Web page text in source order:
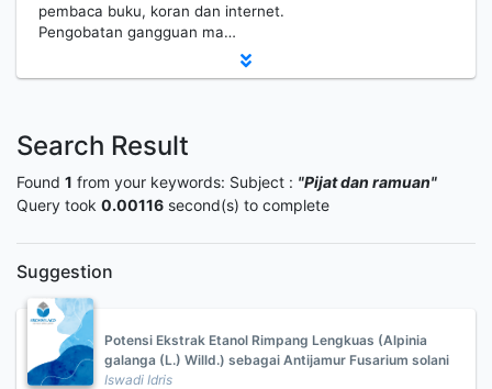
pembaca buku, koran dan internet.
Pengobatan gangguan ma…
Search Result
Found 1 from your keywords: Subject : "Pijat dan ramuan"
Query took 0.00116 second(s) to complete
Suggestion
Potensi Ekstrak Etanol Rimpang Lengkuas (Alpinia
galanga (L.) Willd.) sebagai Antijamur Fusarium solani
Iswadi Idris